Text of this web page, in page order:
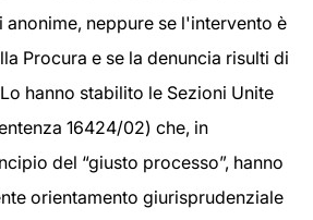
anonime, neppure se l'intervento è
Procura e se la denuncia risulti di
hanno stabilito le Sezioni Unite
16424/02) che, in
del “giusto processo”, hanno
orientamento giurisprudenziale